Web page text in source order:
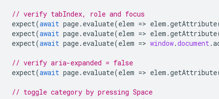
// verify tabIndex, role and focus
expect(await page. evaluate(elem => elem .getAttribute
expect(await page. evaluate(elem => elem .getAttribute
expect(await page. evaluate(elem => window.document.
// verify aria-expanded = false
expect(await page. evaluate(elem => elem .getAttribute
// toggle category by pressing Space